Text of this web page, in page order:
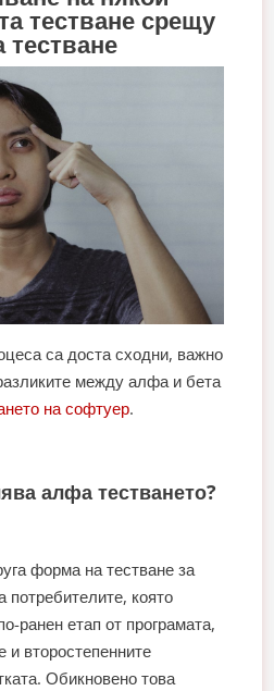
тестване срещу
са доста сходни, важно
между алфа и бета
на софтуер.
алфа тестването?
форма на тестване за
потребителите, която
ранен етап от програмата,
и второстепенните
Обикновено това